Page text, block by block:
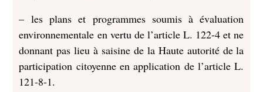
– les plans et programmes soumis à évaluation
environnementale en vertu de l’article L. 122-4 et ne
donnant pas lieu à saisine de la Haute autorité de la
participation citoyenne en application de l’article L.
121-8-1.